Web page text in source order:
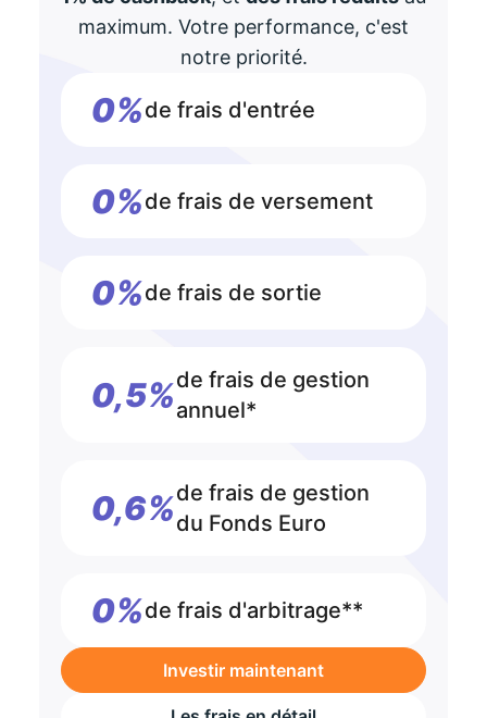
maximum. Votre performance, c'est
notre priorité.
0%de frais d'entrée
0%de frais de versement
0%de frais de sortie
0,5%de frais de gestion
annuel*
0,6%de frais de gestion
du Fonds Euro
0%de frais d'arbitrage**
Investir maintenant